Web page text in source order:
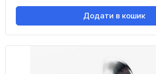
Додати в кошик